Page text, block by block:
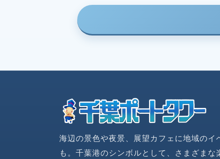
海辺の景色や夜景、展望カフェに地域のイ
も。千葉港のシンボルとして、さまざまな